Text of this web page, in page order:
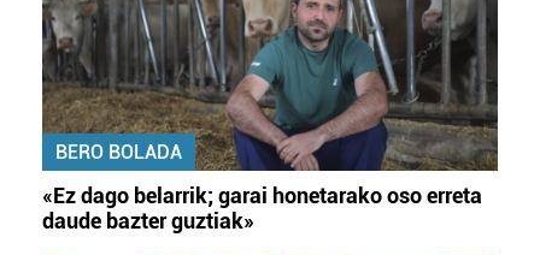
BERO BOLADA
«Ez dago belarrik; garai honetarako oso erreta
daude bazter guztiak»